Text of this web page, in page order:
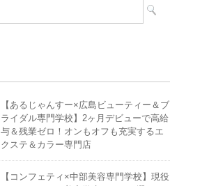
【あるじゃんすー×広島ビューティー＆ブ
ライダル専門学校】2ヶ月デビューで高給
与＆残業ゼロ！オンもオフも充実するエ
クステ＆カラー専門店
【コンフェティ×中部美容専門学校】現役